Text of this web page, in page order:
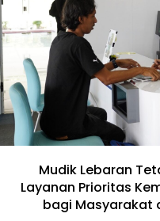
Mudik Lebaran
Layanan Prioritas
bagi Masyarakat